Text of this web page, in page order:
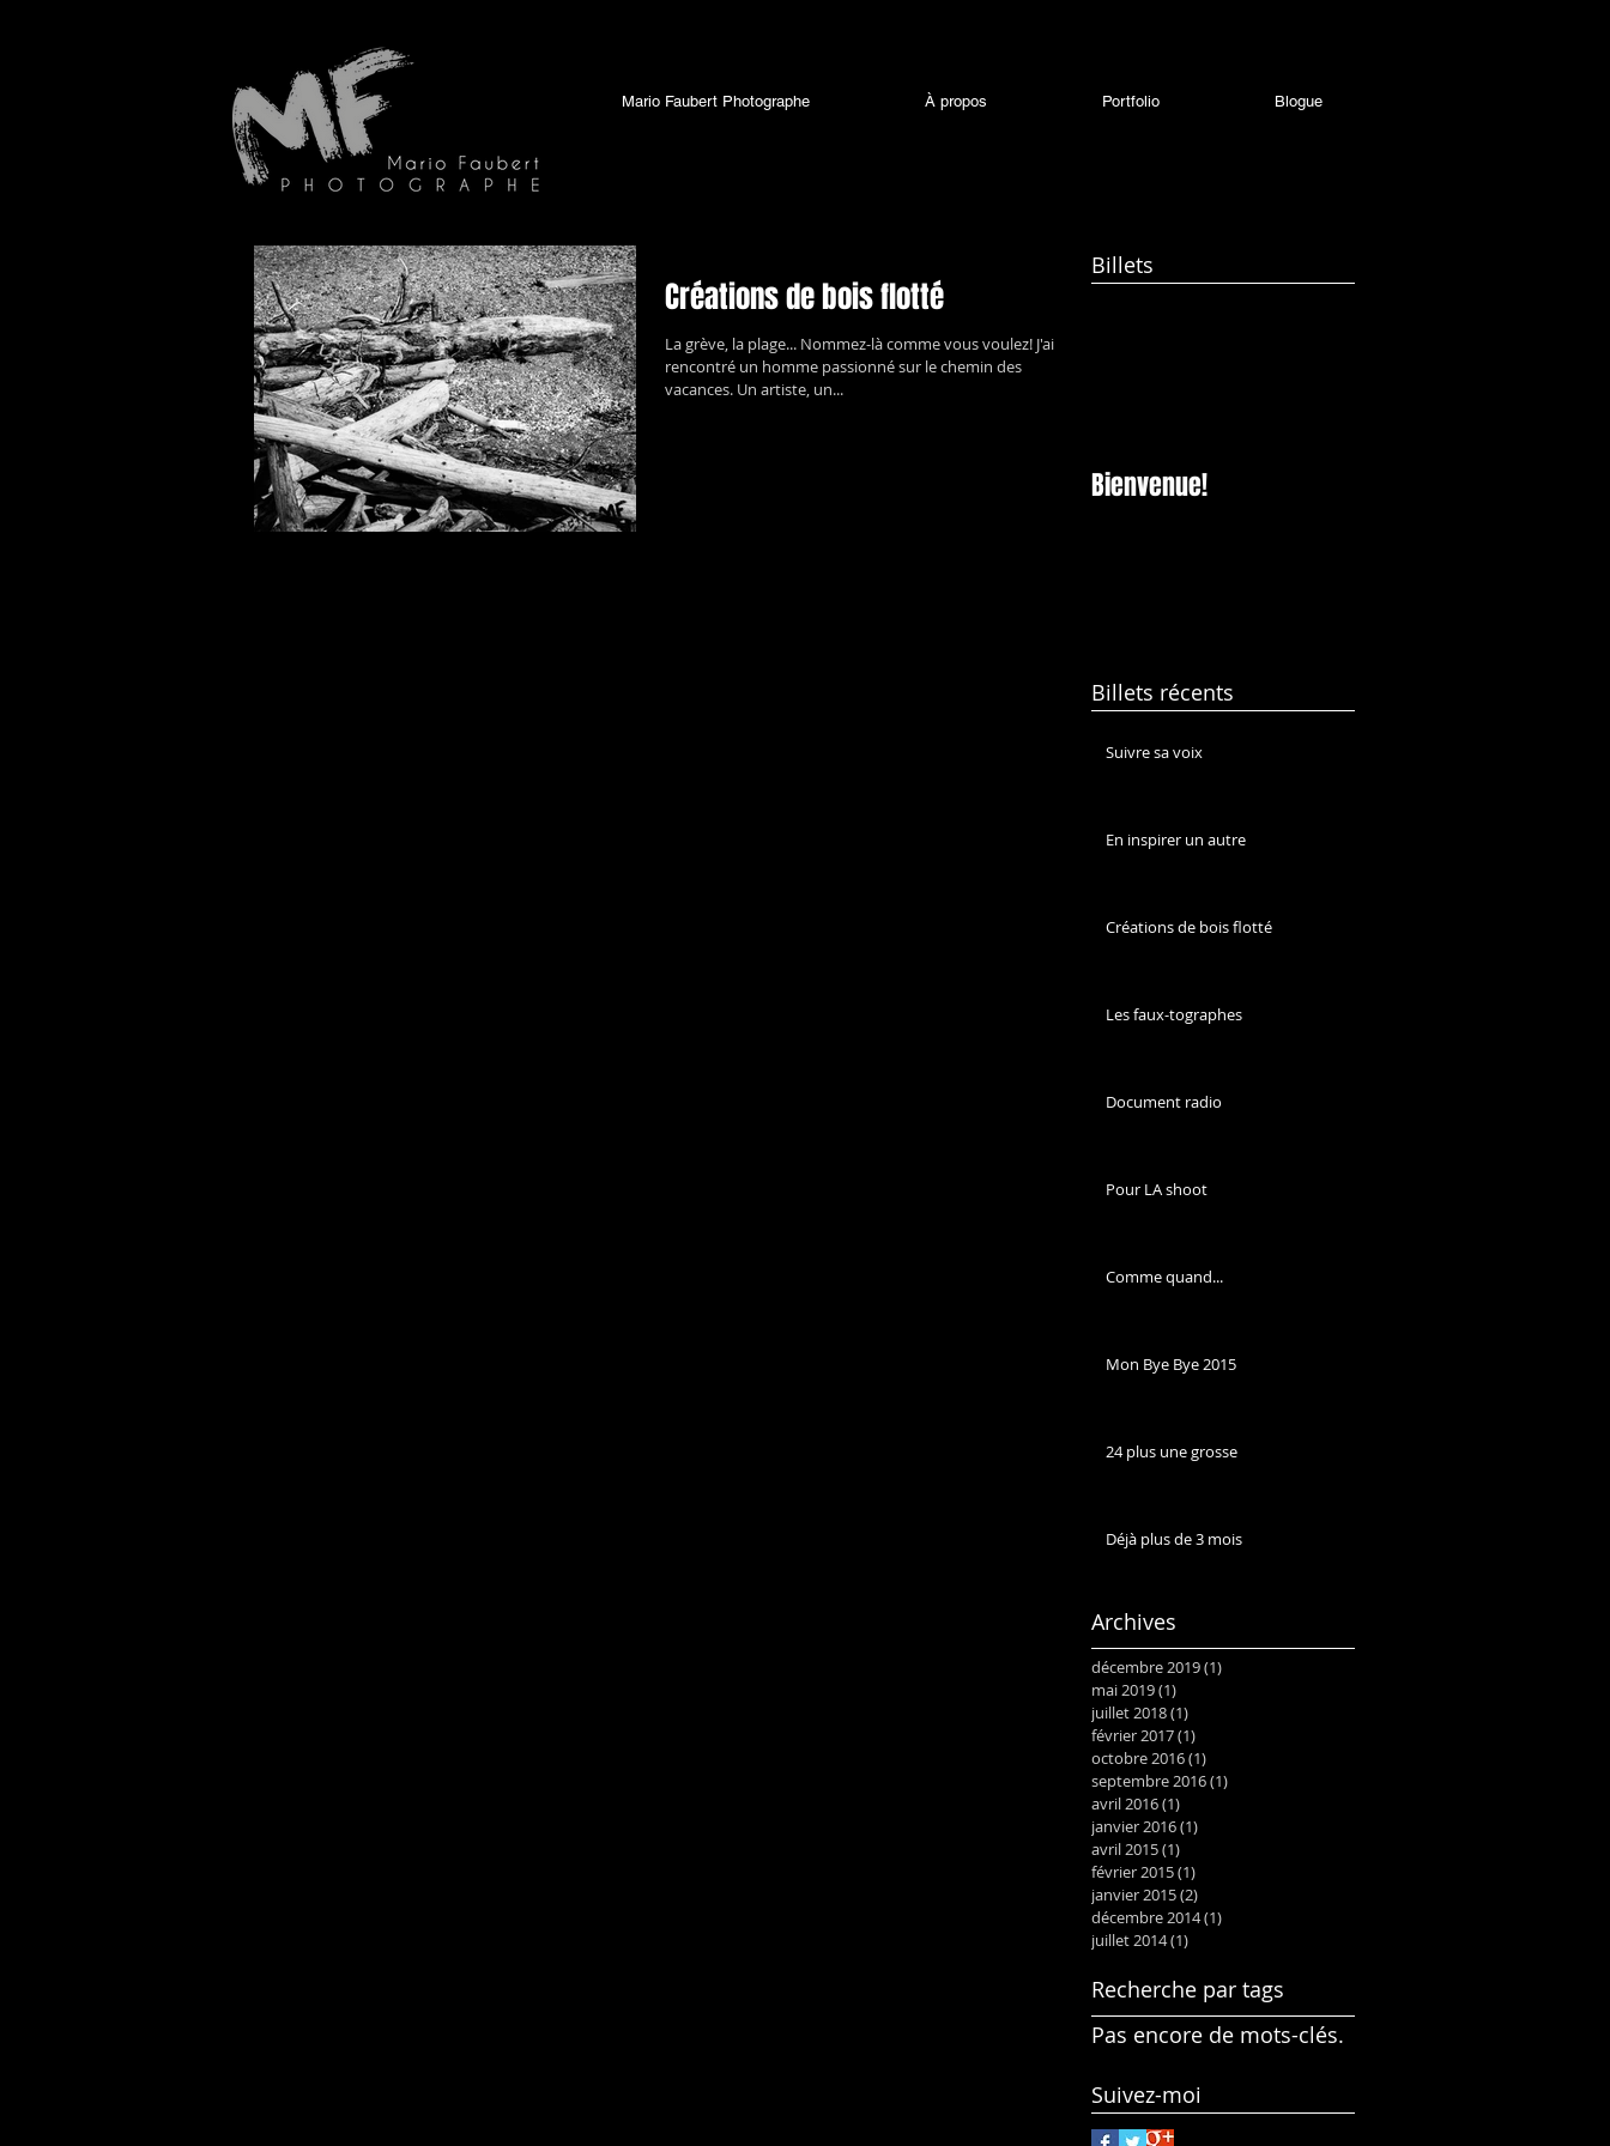
Mario Faubert Photographe À propos Portfolio Blogue
Créations de bois flotté
La grève, la plage... Nommez-là comme vous voulez! J'ai
rencontré un homme passionné sur le chemin des
vacances. Un artiste, un...
Billets
Bienvenue!
Billets récents
Suivre sa voix
En inspirer un autre
Créations de bois flotté
Les faux-tographes
Document radio
Pour LA shoot
Comme quand...
Mon Bye Bye 2015
24 plus une grosse
Déjà plus de 3 mois
Archives
décembre 2019(1)
mai 2019(1)
juillet 2018(1)
février 2017(1)
octobre 2016(1)
septembre 2016(1)
avril 2016(1)
janvier 2016(1)
avril 2015(1)
février 2015(1)
janvier 2015(2)
décembre 2014(1)
juillet 2014(1)
Recherche par tags
Pas encore de mots-clés.
Suivez-moi